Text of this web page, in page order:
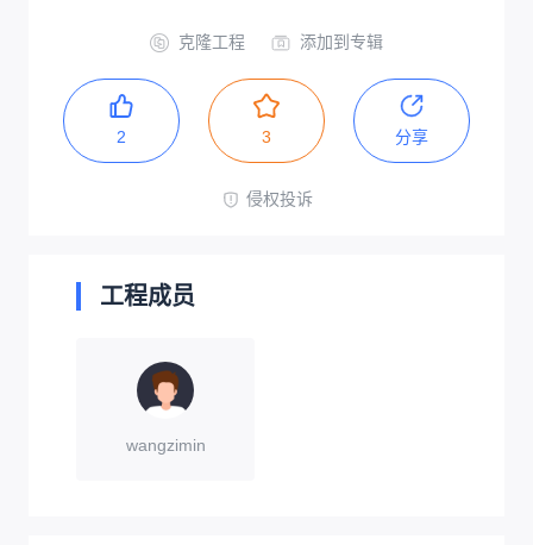
克隆工程 添加到专辑
2 3 分享
侵权投诉
工程成员
wangzimin